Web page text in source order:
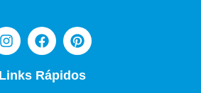
Links Rápidos